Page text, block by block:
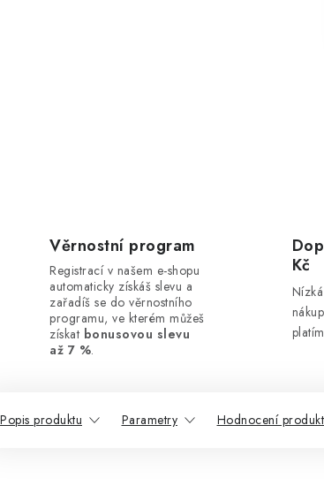
Věrnostní program
Registrací v našem e-shopu
automaticky získáš slevu a
zařadíš se do věrnostního
programu, ve kterém můžeš
získat bonusovou slevu
až 7 %.
Kč
Popis produktu Parametry Hodnocení